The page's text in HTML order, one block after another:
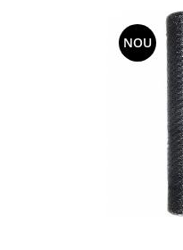
NOU